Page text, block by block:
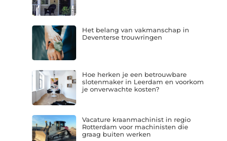
Het belang van vakmanschap in
Deventerse trouwringen
Hoe herken je een betrouwbare
slotenmaker in Leerdam en voorkom
je onverwachte kosten?
Vacature kraanmachinist in regio
Rotterdam voor machinisten die
graag buiten werken